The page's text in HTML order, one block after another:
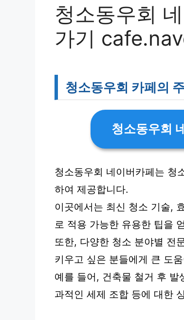
청소동우회
가기
청소동우회 카페의
청소동우회
청소동우회 네이버카페는 청
하여 제공합니다.
이곳에서는 최신 청소 기술,
로 적용 가능한 유용한 팁을
또한, 다양한 청소 분야별 전
키우고 싶은 분들에게 큰 도
예를 들어, 건축물 철거 후 발
과적인 세제 조합 등에 대한